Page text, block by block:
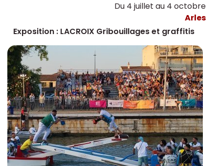
Du 4 juillet au 4 octobre
Arles
Exposition : LACROIX Gribouillages et graffitis